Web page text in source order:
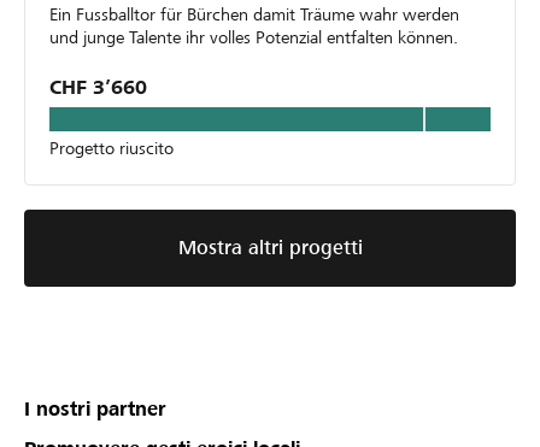
Ein Fussballtor für Bürchen damit Träume wahr werden
und junge Talente ihr volles Potenzial entfalten können.
CHF 3’660
Progetto riuscito
Mostra altri progetti
I nostri partner